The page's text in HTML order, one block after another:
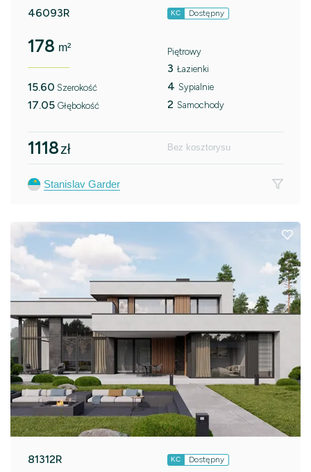
46093R KC Dostępny
178 m²
15.60 Szerokość
17.05 Głębokość
Piętrowy
3 Łazienki
4 Sypialnie
2 Samochody
1118zł Bez kosztorysu
Stanislav Garder
81312R KC Dostępny